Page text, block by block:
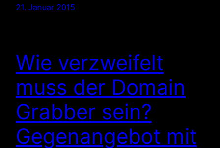
21. Januar 2015
Wie verzweifelt
muss der Domain
Grabber sein?
Gegenangebot mit